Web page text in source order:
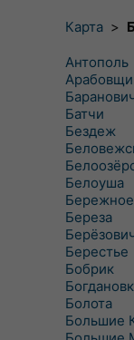
Карта >
Антополь
Батчи
Бездеж
Белоуша
Бережное
Береза
Берестье
Бобрик
Болота
Большие